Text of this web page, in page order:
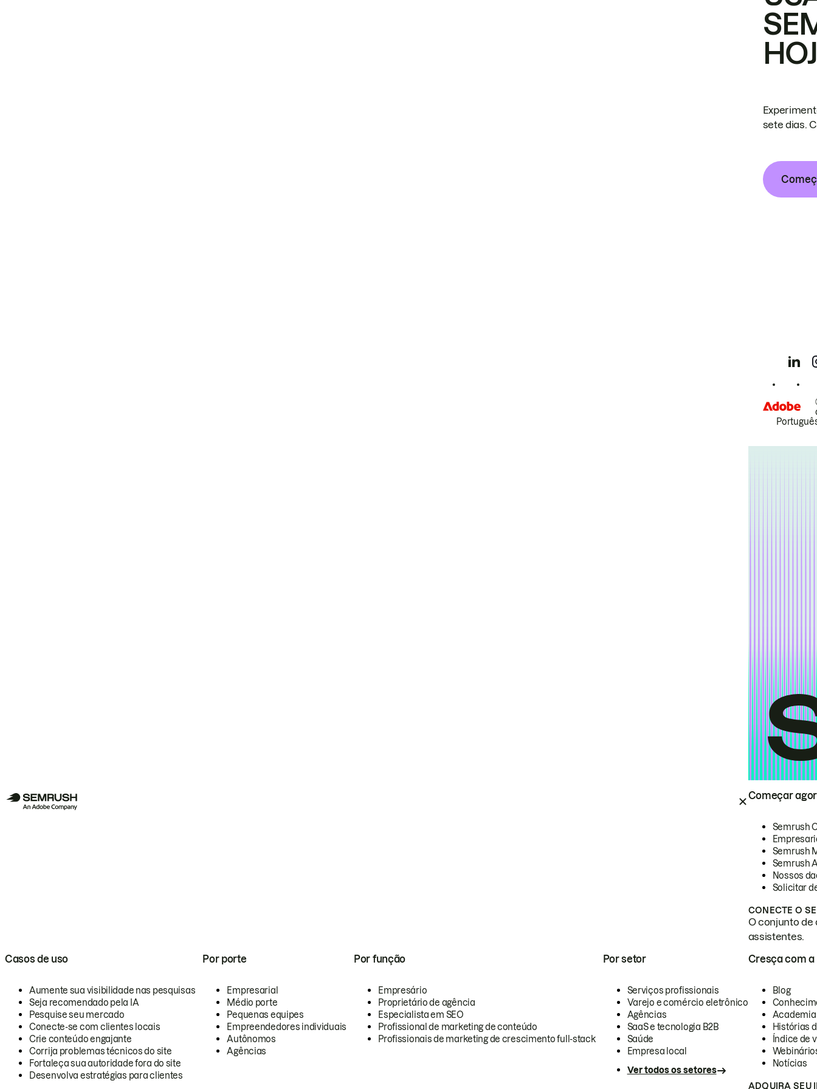
Começar
Semrush
Semrush
Semrush
Nossos
Solicitar
CONECTE O
O conjunto de
assistentes.
Casos de uso
Aumente sua visibilidade nas pesquisas
Seja recomendado pela IA
Pesquise seu mercado
Conecte-se com clientes locais
Crie conteúdo engajante
Corrija problemas técnicos do site
Fortaleça sua autoridade fora do site
Desenvolva estratégias para clientes
Por porte
Empresarial
Médio porte
Pequenas equipes
Empreendedores individuais
Autônomos
Agências
Por função
Empresário
Proprietário de agência
Especialista em SEO
Profissional de marketing de conteúdo
Profissionais de marketing de crescimento full-stack
Por setor
Serviços profissionais
Varejo e comércio eletrônico
Agências
SaaS e tecnologia B2B
Saúde
Empresa local
Ver todos os setores
Cresça com a
Blog
Academia
Histórias
Índice de
Notícias
ADQUIRA SEU
sete dias.